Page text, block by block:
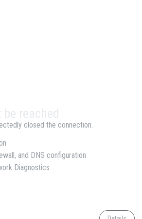
closed the connection.
and DNS configuration
Diagnostics